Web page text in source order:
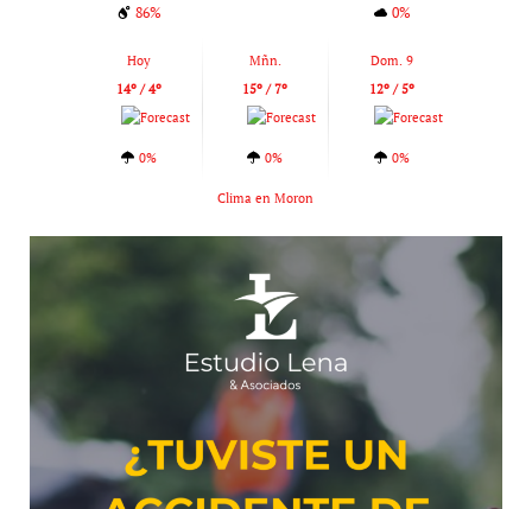
86%
0%
Hoy
14º / 4º
0%
Mñn.
15º / 7º
0%
Dom. 9
12º / 5º
0%
Clima en Moron